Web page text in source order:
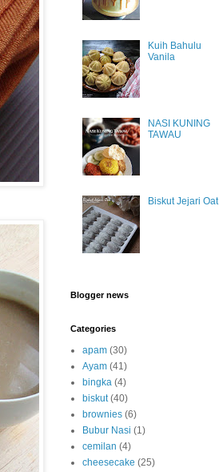
Kuih Bahulu
Vanila
NASI KUNING
TAWAU
Biskut Jejari Oat
Blogger news
Categories
apam (30)
Ayam (41)
bingka (4)
biskut (40)
brownies (6)
Bubur Nasi (1)
cemilan (4)
cheesecake (25)